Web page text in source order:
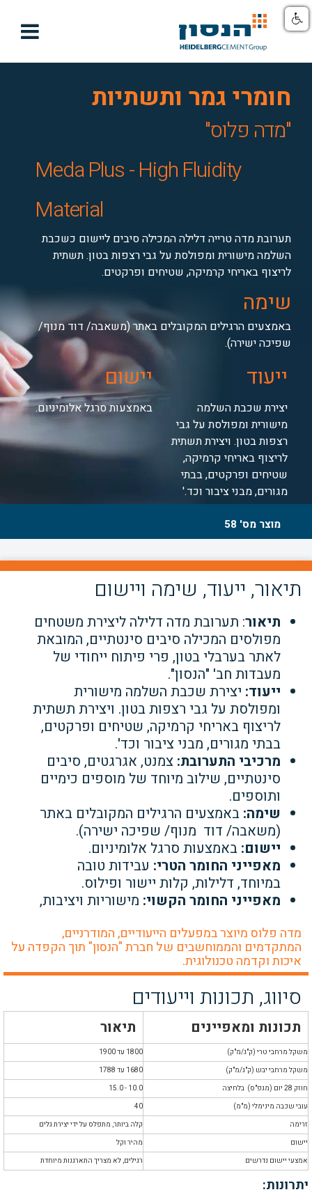

חומרי גמר ותשתיות
"מדה פלוס"
Meda Plus - High Fluidity
Material
תערובת מדה טרייה דלילה המכילה סיבים ליישום כשכבת
השלמה מישורית ומפולסת על גבי רצפות בטון. תשתית
לריצוף באריחי קרמיקה, שטיחים ופרקטים.
שימה
באמצעים הרגילים המקובלים באתר (משאבה/ דוד מנוף/
שפיכה ישירה).
ייעוד יישום
יצירת שכבת השלמה
מישורית ומפולסת על גבי
רצפות בטון. ויצירת תשתית
לריצוף באריחי קרמיקה,
שטיחים ופרקטים, בבתי
מגורים, מבני ציבור וכד.'
באמצעות סרגל אלומיניום.
מוצר מס' 58
תיאור, ייעוד, שימה ויישום
תיאור: תערובת מדה דלילה ליצירת משטחים
מפולסים המכילה סיבים סינטתיים, המובאת
לאתר בערבלי בטון, פרי פיתוח ייחודי של
מעבדות חב' "הנסון".
ייעוד: יצירת שכבת השלמה מישורית
ומפולסת על גבי רצפות בטון. ויצירת תשתית
לריצוף באריחי קרמיקה, שטיחים ופרקטים,
בבתי מגורים, מבני ציבור וכד'.
מרכיבי התערובת: צמנט, אגרגטים, סיבים
סינטתיים, שילוב מיוחד של מוספים כימיים
ותוספים.
שימה: באמצעים הרגילים המקובלים באתר
(משאבה/ דוד מנוף/ שפיכה ישירה).
יישום: באמצעות סרגל אלומיניום.
מאפייני החומר הטרי: עבידות טובה
במיוחד, דלילות, קלות יישור ופילוס.
מאפייני החומר הקשוי: מישוריות ויציבות,
מדה פלוס מיוצר במפעלים הייעודיים, המודרניים,
המתקדמים והממוחשבים של חברת "הנסון" תוך הקפדה על
איכות וקדמה טכנולוגית.
סיווג, תכונות וייעודים
תכונות ומאפיינים תיאור
משקל מרחבי טרי (ק"ג/מ"ק)
1800 עד 1900
משקל מרחבי יבש (ק"ג/מ"ק)
1680 עד 1788
חוזק 28 יום (מגפ"ס) בלחיצה
10.0 - 15.0
עובי שכבה מינימלי (מ"מ)
40
זרימה
קלה ביותר, מתפלס על ידי יצירת גלים
יישום
מהיר וקל
אמצעי יישום נדרשים
רגילים, לא מצריך התארגנות מיוחדת
יתרונות: